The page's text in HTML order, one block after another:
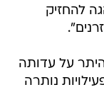
להחזיק
על עדותה
נותרה